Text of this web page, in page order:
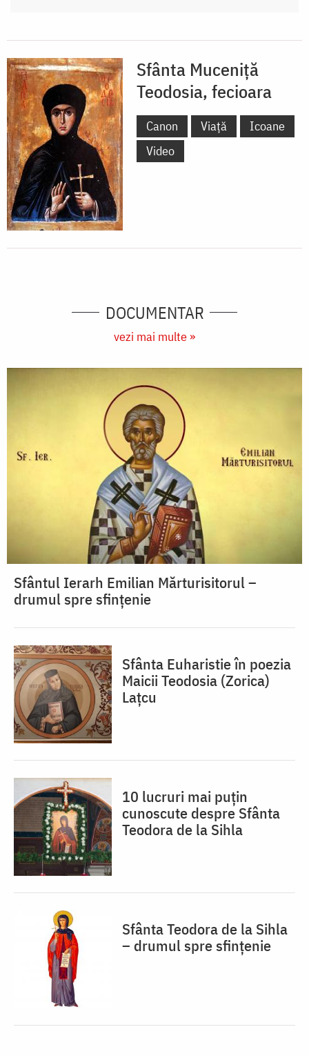
Sfânta Muceniță
Teodosia, fecioara
Canon Viață
Icoane
Video
DOCUMENTAR
vezi mai multe »
Sfântul Ierarh Emilian Mărturisitorul –
drumul spre sfințenie
Sfânta Euharistie în poezia
Maicii Teodosia (Zorica)
Lațcu
10 lucruri mai puțin
cunoscute despre Sfânta
Teodora de la Sihla
Sfânta Teodora de la Sihla
– drumul spre sfințenie